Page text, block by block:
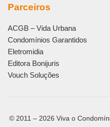
Parceiros
ACGB – Vida Urbana
Condomínios Garantidos
Eletromidia
Editora Bonijuris
Vouch Soluções
© 2011 – 2026 Viva o